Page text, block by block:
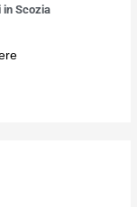
in Scozia